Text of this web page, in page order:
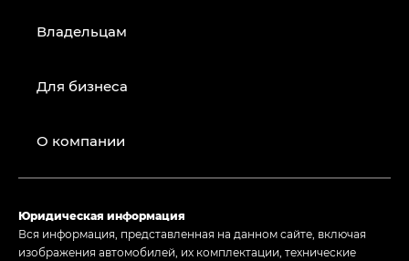
Владельцам
Для бизнеса
О компании
Юридическая информация
Вся информация, представленная на данном сайте, включая
изображения автомобилей, их комплектации, технические